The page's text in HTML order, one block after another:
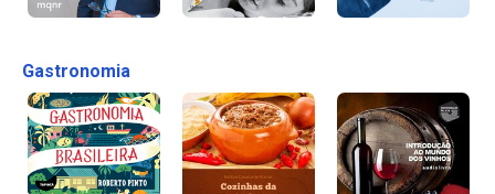
Gastronomia